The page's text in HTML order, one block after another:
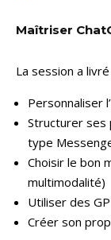
Maîtriser
La session a
Personnaliser
Structurer ses
type
Choisir le bon
multimodalité)
Utiliser des
Créer son